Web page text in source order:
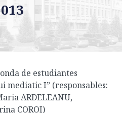
de estudiantes
mediatic I” (responsables:
ARDELEANU,
COROI)